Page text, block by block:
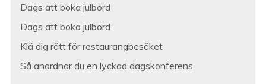
Dags att boka julbord
Dags att boka julbord
Klä dig rätt för restaurangbesöket
Så anordnar du en lyckad dagskonferens